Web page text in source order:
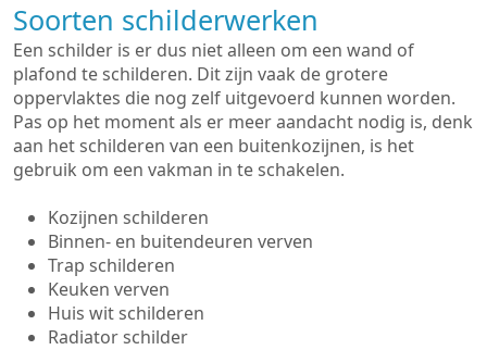
Soorten schilderwerken
Een schilder is er dus niet alleen om een wand of
plafond te schilderen. Dit zijn vaak de grotere
oppervlaktes die nog zelf uitgevoerd kunnen worden.
Pas op het moment als er meer aandacht nodig is, denk
aan het schilderen van een buitenkozijnen, is het
gebruik om een vakman in te schakelen.
Kozijnen schilderen
Binnen- en buitendeuren verven
Trap schilderen
Keuken verven
Huis wit schilderen
Radiator schilder